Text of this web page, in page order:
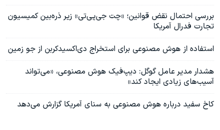
بررسی احتمال نقض قوانین؛ «چت جی‌پی‌تی» زیر ذره‌بین کمیسیون
تجارت فدرال آمریکا
استفاده از هوش مصنوعی برای استخراج دی‌اکسید‌کربن از جو زمین
هشدار مدیر عامل گوگل: دیپ‌فیک هوش مصنوعی، «می‌تواند
آسیب‌های زیادی ایجاد کند»
کاخ سفید درباره هوش مصنوعی به سنای آمریکا گزارش می‌دهد